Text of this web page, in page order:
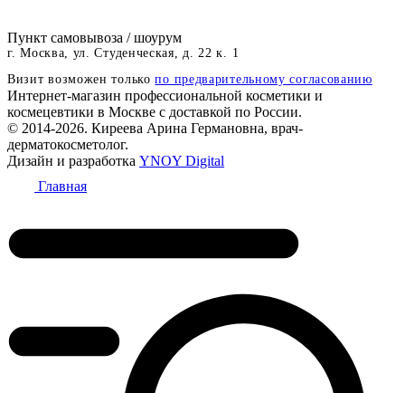
Пункт самовывоза / шоурум
г. Москва, ул. Студенческая, д. 22 к. 1
Визит возможен толькопо предварительному согласованию
Интернет-магазин профессиональной косметики и
космецевтики в Москве с доставкой по России.
© 2014-2026. Киреева Арина Германовна, врач-
дерматокосметолог.
Дизайн и разработка YNOY Digital
Главная